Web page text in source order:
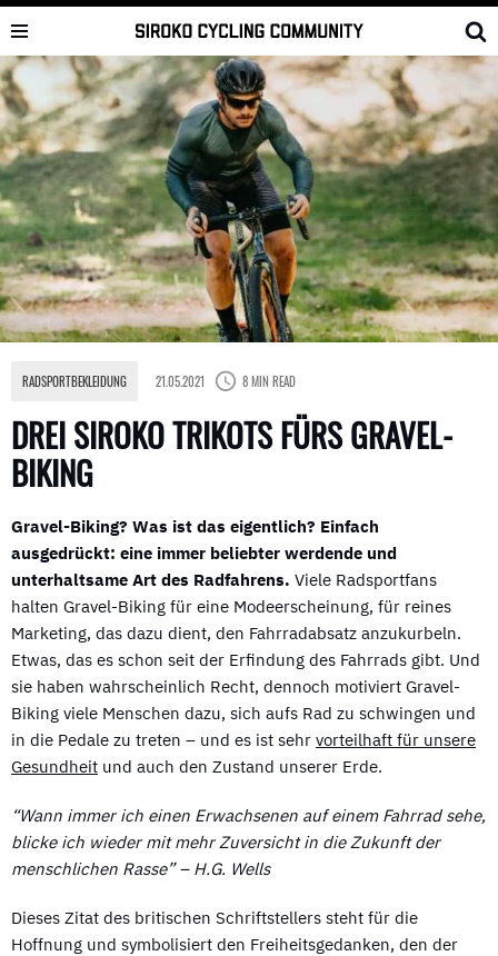
Skip
to
content
DREI SIROKO TRIKOTS FÜRS GRAVEL-
BIKING
RADSPORTBEKLEIDUNG 21.05.2021 8 MIN READ
Gravel-Biking? Was ist das eigentlich? Einfach
ausgedrückt: eine immer beliebter werdende und
unterhaltsame Art des Radfahrens. Viele Radsportfans
halten Gravel-Biking für eine Modeerscheinung, für reines
Marketing, das dazu dient, den Fahrradabsatz anzukurbeln.
Etwas, das es schon seit der Erfindung des Fahrrads gibt. Und
sie haben wahrscheinlich Recht, dennoch motiviert Gravel-
Biking viele Menschen dazu, sich aufs Rad zu schwingen und
in die Pedale zu treten – und es ist sehr vorteilhaft für unsere
Gesundheit und auch den Zustand unserer Erde.
“Wann immer ich einen Erwachsenen auf einem Fahrrad sehe,
blicke ich wieder mit mehr Zuversicht in die Zukunft der
menschlichen Rasse” – H.G. Wells
Dieses Zitat des britischen Schriftstellers steht für die
Hoffnung und symbolisiert den Freiheitsgedanken, den der